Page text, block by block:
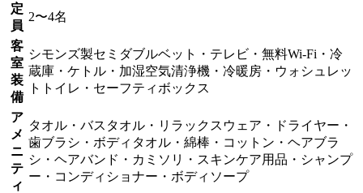
定
員
2〜4名
客
室
装
備
シモンズ製セミダブルベット・テレビ・無料Wi-Fi・冷
蔵庫・ケトル・加湿空気清浄機・冷暖房・ウォシュレッ
トトイレ・セーフティボックス
ア
メ
ニ
テ
ィ
タオル・バスタオル・リラックスウェア・ドライヤー・
歯ブラシ・ボディタオル・綿棒・コットン・ヘアブラ
シ・ヘアバンド・カミソリ・スキンケア用品・シャンプ
ー・コンディショナー・ボディソープ